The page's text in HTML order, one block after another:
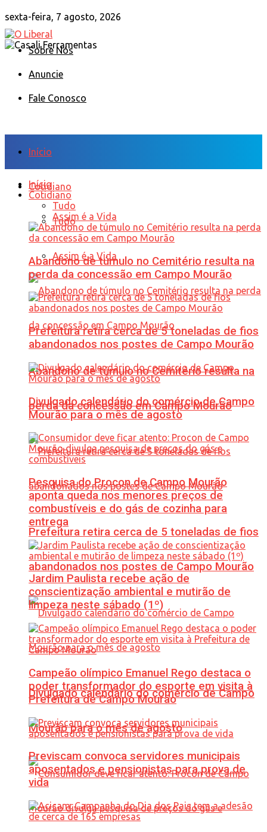
sexta-feira, 7 agosto, 2026
Sobre Nós
Anuncie
Fale Conosco
Início
Cotidiano
Tudo
Assim é a Vida
Abandono de túmulo no Cemitério resulta na
perda da concessão em Campo Mourão
Prefeitura retira cerca de 5 toneladas de fios
abandonados nos postes de Campo Mourão
Divulgado calendário do comércio de Campo
Mourão para o mês de agosto
Início
Cotidiano
Tudo
Assim é a Vida
Abandono de túmulo no Cemitério resulta na
perda da concessão em Campo Mourão
Prefeitura retira cerca de 5 toneladas de fios
abandonados nos postes de Campo Mourão
Divulgado calendário do comércio de Campo
Mourão para o mês de agosto
Pesquisa do Procon de Campo Mourão
aponta queda nos menores preços de
combustíveis e do gás de cozinha para
entrega
Jardim Paulista recebe ação de
conscientização ambiental e mutirão de
limpeza neste sábado (1º)
Campeão olímpico Emanuel Rego destaca o
poder transformador do esporte em visita à
Prefeitura de Campo Mourão
Previscam convoca servidores municipais
aposentados e pensionistas para prova de
vida